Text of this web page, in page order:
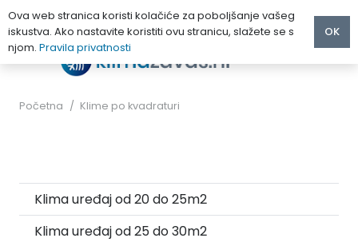
Početna / Klime po kvadraturi
Klima uređaj od 20 do 25m2
Klima uređaj od 25 do 30m2
Ova web stranica koristi kolačiće za poboljšanje vašeg
iskustva. Ako nastavite koristiti ovu stranicu, slažete se s
njom. Pravila privatnosti
OK